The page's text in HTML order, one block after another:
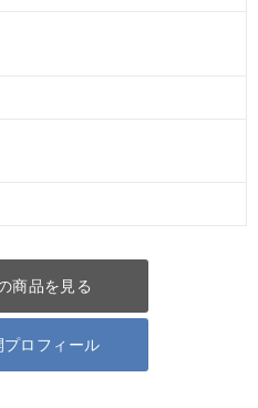
商品を見る
ロフィール